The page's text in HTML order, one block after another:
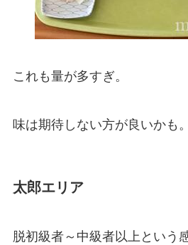
これも量が多すぎ。
味は期待しない方が良いかも。
太郎エリア
脱初級者～中級者以上という